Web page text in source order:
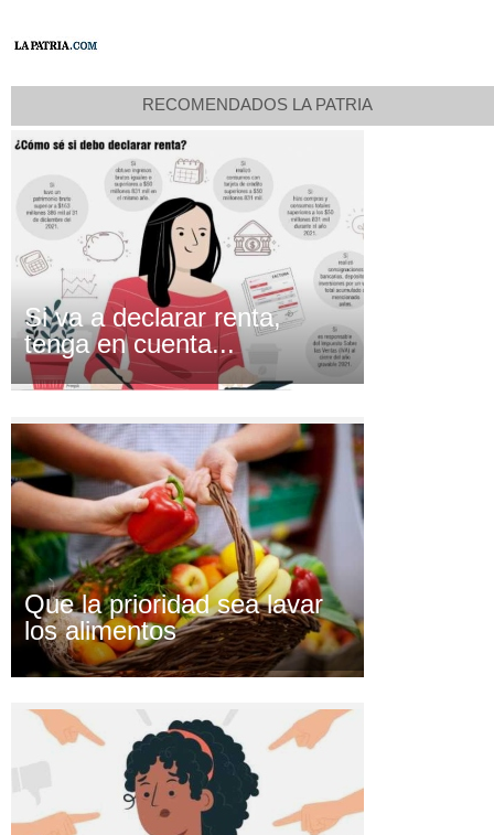
RECOMENDADOS LA PATRIA
Si va a declarar renta,
tenga en cuenta...
Que la prioridad sea lavar
los alimentos